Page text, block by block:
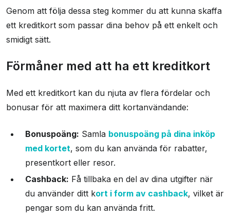
Genom att följa dessa steg kommer du att kunna skaffa
ett kreditkort som passar dina behov på ett enkelt och
smidigt sätt.
Förmåner med att ha ett kreditkort
Med ett kreditkort kan du njuta av flera fördelar och
bonusar för att maximera ditt kortanvändande:
Bonuspoäng: Samla bonuspoäng på dina inköp
med kortet, som du kan använda för rabatter,
presentkort eller resor.
Cashback: Få tillbaka en del av dina utgifter när
du använder ditt kort i form av cashback, vilket är
pengar som du kan använda fritt.